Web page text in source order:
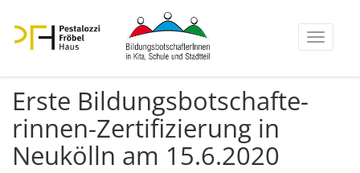
Toggle
Erste Bildungs­bot­schaf­te­
rinnen-Zerti­fi­zierung in
Neukölln am 15.6.2020